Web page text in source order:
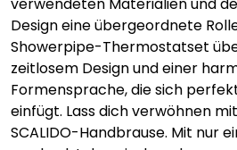
Design eine übergeordnete
Showerpipe-Thermostatset
zeitlosem Design und einer
Formensprache, die sich
einfügt. Lass dich verwöhnen
SCALIDO-Handbrause. Mit nur